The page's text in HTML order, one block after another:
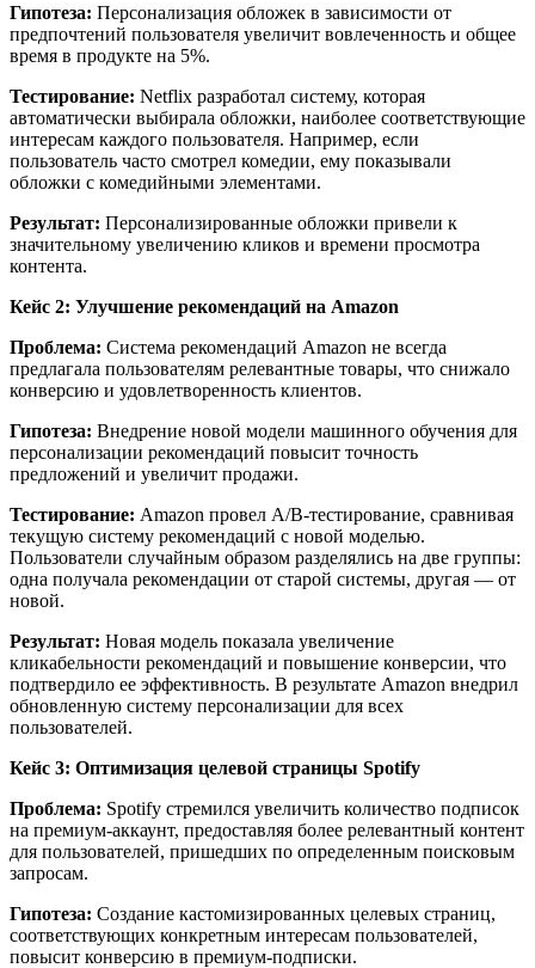
Гипотеза: Персонализация обложек в зависимости от
предпочтений пользователя увеличит вовлеченность и общее
время в продукте на 5%.
Тестирование: Netflix разработал систему, которая
автоматически выбирала обложки, наиболее соответствующие
интересам каждого пользователя. Например, если
пользователь часто смотрел комедии, ему показывали
обложки с комедийными элементами.
Результат: Персонализированные обложки привели к
значительному увеличению кликов и времени просмотра
контента. ​
Кейс 2: Улучшение рекомендаций на Amazon
Проблема: Система рекомендаций Amazon не всегда
предлагала пользователям релевантные товары, что снижало
конверсию и удовлетворенность клиентов.​
Гипотеза: Внедрение новой модели машинного обучения для
персонализации рекомендаций повысит точность
предложений и увеличит продажи.​
Тестирование: Amazon провел A/B-тестирование, сравнивая
текущую систему рекомендаций с новой моделью.
Пользователи случайным образом разделялись на две группы:
одна получала рекомендации от старой системы, другая — от
новой.​
Результат: Новая модель показала увеличение
кликабельности рекомендаций и повышение конверсии, что
подтвердило ее эффективность. В результате Amazon внедрил
обновленную систему персонализации для всех
пользователей. ​
Кейс 3: Оптимизация целевой страницы Spotify
Проблема: Spotify стремился увеличить количество подписок
на премиум-аккаунт, предоставляя более релевантный контент
для пользователей, пришедших по определенным поисковым
запросам.​
Гипотеза: Создание кастомизированных целевых страниц,
соответствующих конкретным интересам пользователей,
повысит конверсию в премиум-подписки.​